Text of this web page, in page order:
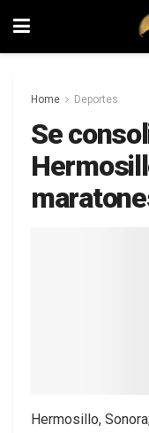
Home Deportes
Se
Hermosillo,